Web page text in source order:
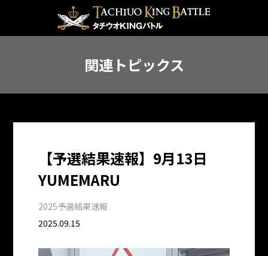
関連トピックス
【予選結果速報】9月13日
YUMEMARU
2025予選結果速報
2025.09.15